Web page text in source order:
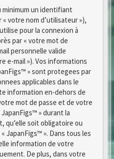
un identifiant
votre nom d’utilisateur »),
pour la connexion à
par « votre mot de
personnelle valide
e-mail »). Vos informations
» sont protegees par
applicables dans le
information en-dehors de
mot de passe et de votre
» durant la
qu’elle soit obligatoire ou
JapanFigs™ ». Dans tous les
information de votre
De plus, dans votre